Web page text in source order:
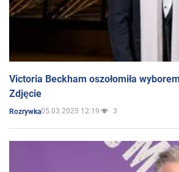
Victoria Beckham oszołomiła
Zdjęcie
Rozrywka05.03.2025 12:19 3